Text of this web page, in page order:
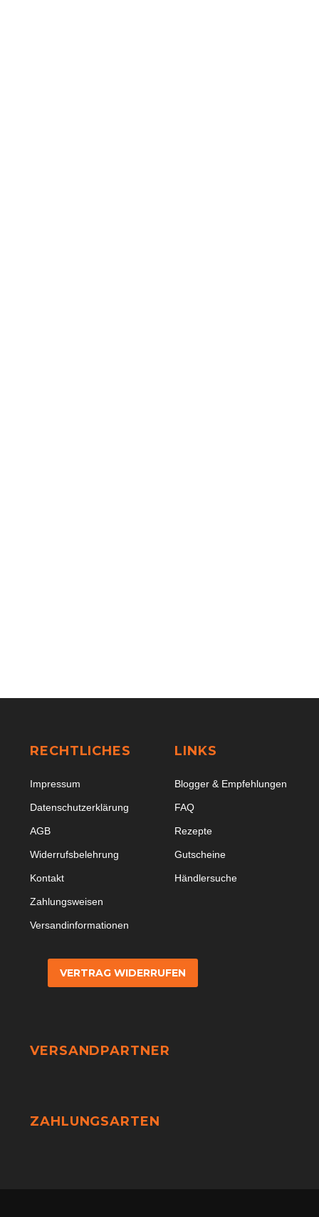
RECHTLICHES
Impressum
Datenschutzerklärung
AGB
Widerrufsbelehrung
Kontakt
Zahlungsweisen
Versandinformationen
VERTRAG WIDERRUFEN
LINKS
Blogger & Empfehlungen
FAQ
Rezepte
Gutscheine
Händlersuche
VERSANDPARTNER
ZAHLUNGSARTEN